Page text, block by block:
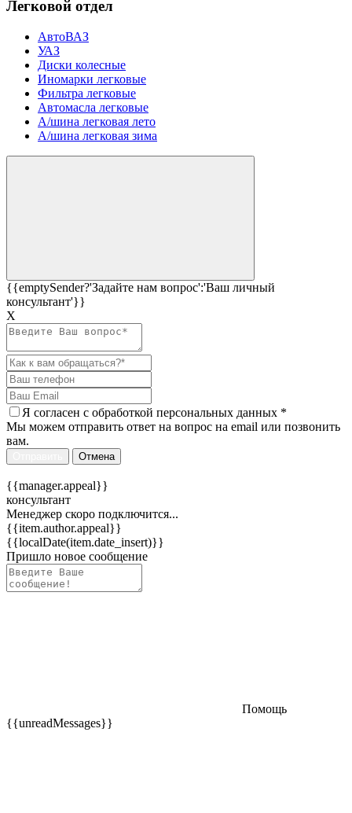
Легковой отдел
АвтоВАЗ
УАЗ
Диски колесные
Иномарки легковые
Фильтра легковые
Автомасла легковые
А/шина легковая лето
А/шина легковая зима
{{emptySender?'Задайте нам вопрос':'Ваш личный
консультант'}}
Х
Я согласен c обработкой персональных данных *
Мы можем отправить ответ на вопрос на email или позвонить
вам.
Отмена
{{manager.appeal}}
консультант
Менеджер скоро подключится...
{{item.author.appeal}}
{{localDate(item.date_insert)}}
Пришло новое сообщение
Помощь
{{unreadMessages}}